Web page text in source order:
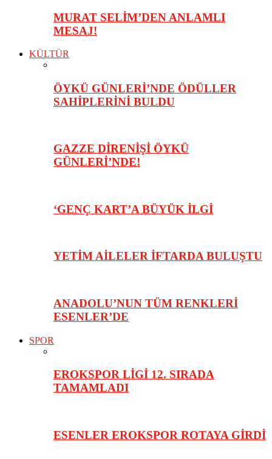
MURAT SELİM’DEN ANLAMLI
MESAJ!
KÜLTÜR
ÖYKÜ GÜNLERİ’NDE ÖDÜLLER
SAHİPLERİNİ BULDU
GAZZE DİRENİŞİ ÖYKÜ
GÜNLERİ’NDE!
‘GENÇ KART’A BÜYÜK İLGİ
YETİM AİLELER İFTARDA BULUŞTU
ANADOLU’NUN TÜM RENKLERİ
ESENLER’DE
SPOR
EROKSPOR LİGİ 12. SIRADA
TAMAMLADI
ESENLER EROKSPOR ROTAYA GİRDİ